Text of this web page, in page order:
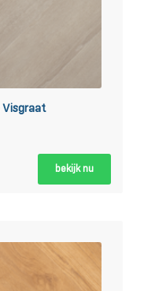
Visgraat
bekijk nu